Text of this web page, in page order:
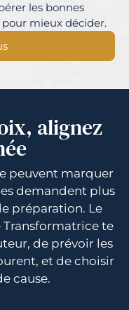
les bonnes
mieux décider.
alignez
peuvent marquer
demandent plus
préparation. Le
te
de prévoir les
et de choisir
cause.